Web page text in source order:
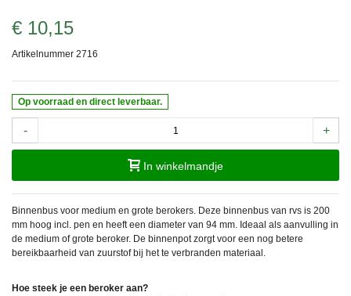
€ 10,15
Artikelnummer 2716
Op voorraad en direct leverbaar.
- +
In winkelmandje
Binnenbus voor medium en grote berokers. Deze binnenbus van rvs is 200
mm hoog incl. pen en heeft een diameter van 94 mm. Ideaal als aanvulling in
de medium of grote beroker. De binnenpot zorgt voor een nog betere
bereikbaarheid van zuurstof bij het te verbranden materiaal.
Hoe steek je een beroker aan?